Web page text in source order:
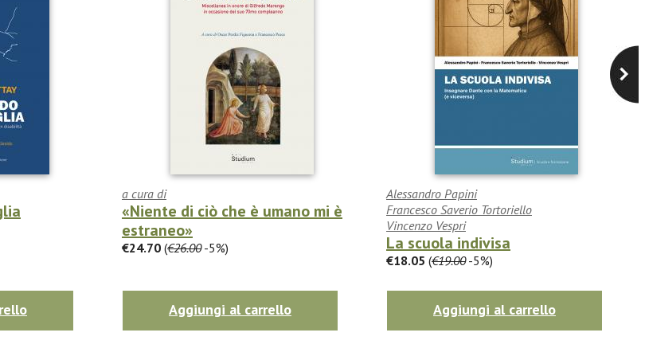
a cura di
«Niente di ciò che è umano mi è
estraneo»
€24.70 (€26.00-5%)
Aggiungi al carrello
Alessandro Papini
Francesco Saverio Tortoriello
Vincenzo Vespri
La scuola indivisa
€18.05 (€19.00-5%)
Aggiungi al carrello